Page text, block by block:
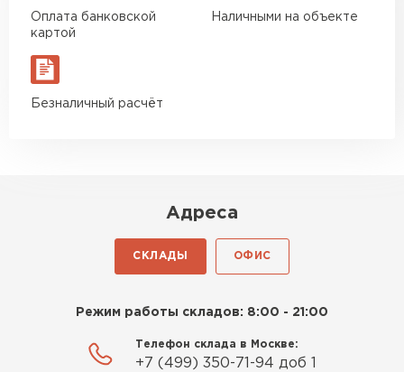
Оплата банковской
картой
Наличными на объекте
Безналичный расчёт
Адреса
СКЛАДЫ ОФИС
Режим работы складов: 8:00 - 21:00
Телефон склада в Москве:
+7 (499) 350-71-94 доб 1